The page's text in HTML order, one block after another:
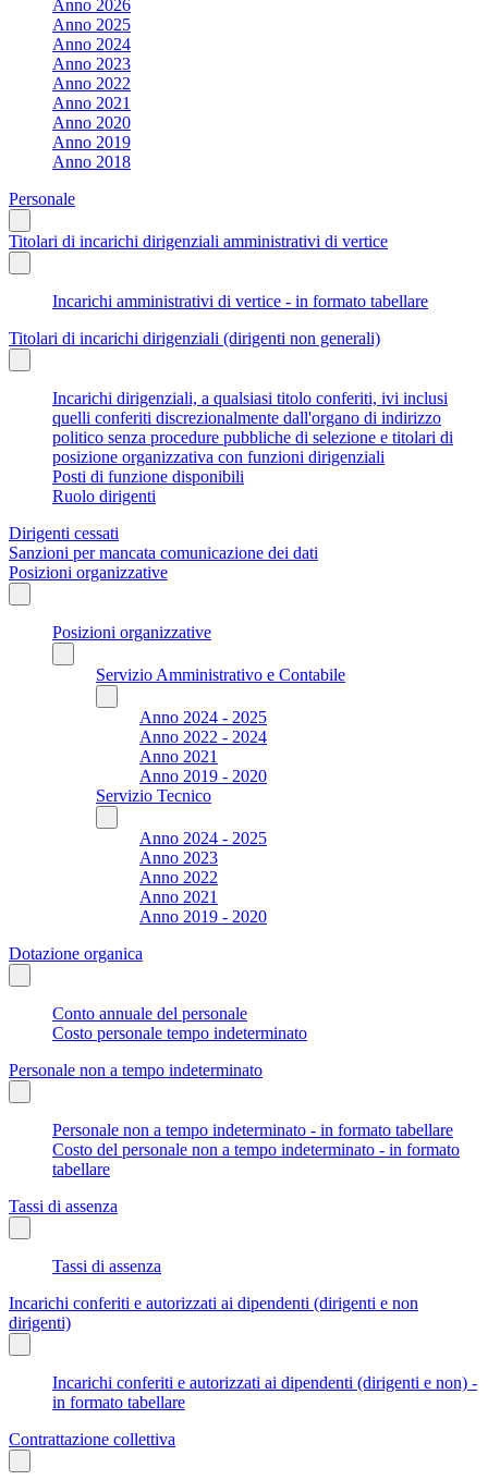
Anno 2026
Anno 2025
Anno 2024
Anno 2023
Anno 2022
Anno 2021
Anno 2020
Anno 2019
Anno 2018
Personale
Titolari di incarichi dirigenziali amministrativi di vertice
Incarichi amministrativi di vertice - in formato tabellare
Titolari di incarichi dirigenziali (dirigenti non generali)
Incarichi dirigenziali, a qualsiasi titolo conferiti, ivi inclusi
quelli conferiti discrezionalmente dall'organo di indirizzo
politico senza procedure pubbliche di selezione e titolari di
posizione organizzativa con funzioni dirigenziali
Posti di funzione disponibili
Ruolo dirigenti
Dirigenti cessati
Sanzioni per mancata comunicazione dei dati
Posizioni organizzative
Posizioni organizzative
Servizio Amministrativo e Contabile
Anno 2024 - 2025
Anno 2022 - 2024
Anno 2021
Anno 2019 - 2020
Servizio Tecnico
Anno 2024 - 2025
Anno 2023
Anno 2022
Anno 2021
Anno 2019 - 2020
Dotazione organica
Conto annuale del personale
Costo personale tempo indeterminato
Personale non a tempo indeterminato
Personale non a tempo indeterminato - in formato tabellare
Costo del personale non a tempo indeterminato - in formato
tabellare
Tassi di assenza
Tassi di assenza
Incarichi conferiti e autorizzati ai dipendenti (dirigenti e non
dirigenti)
Incarichi conferiti e autorizzati ai dipendenti (dirigenti e non) -
in formato tabellare
Contrattazione collettiva